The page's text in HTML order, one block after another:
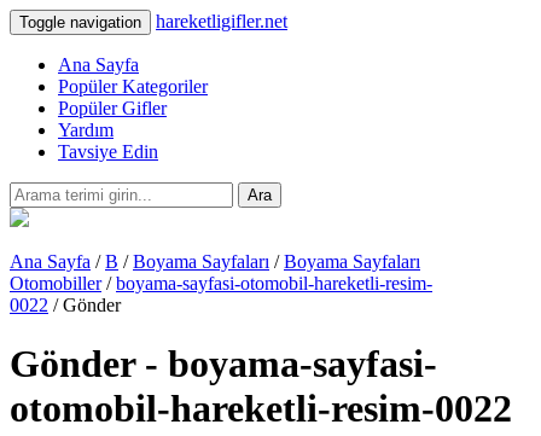
Toggle navigation hareketligifler.net
Ana Sayfa
Popüler Kategoriler
Popüler Gifler
Yardım
Tavsiye Edin
Ara
Ana Sayfa /B /Boyama Sayfaları /Boyama Sayfaları
Otomobiller/boyama-sayfasi-otomobil-hareketli-resim-
0022 / Gönder
Gönder - boyama-sayfasi-
otomobil-hareketli-resim-0022